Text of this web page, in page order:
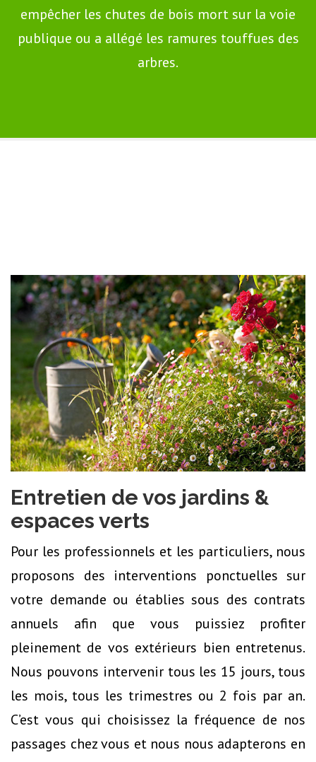
empêcher les chutes de bois mort sur la voie
publique ou a allégé les ramures touffues des
arbres.
Entretien de vos jardins &
espaces verts
Pour les professionnels et les particuliers, nous
proposons des interventions ponctuelles sur
votre demande ou établies sous des contrats
annuels afin que vous puissiez profiter
pleinement de vos extérieurs bien entretenus.
Nous pouvons intervenir tous les 15 jours, tous
les mois, tous les trimestres ou 2 fois par an.
C’est vous qui choisissez la fréquence de nos
passages chez vous et nous nous adapterons en